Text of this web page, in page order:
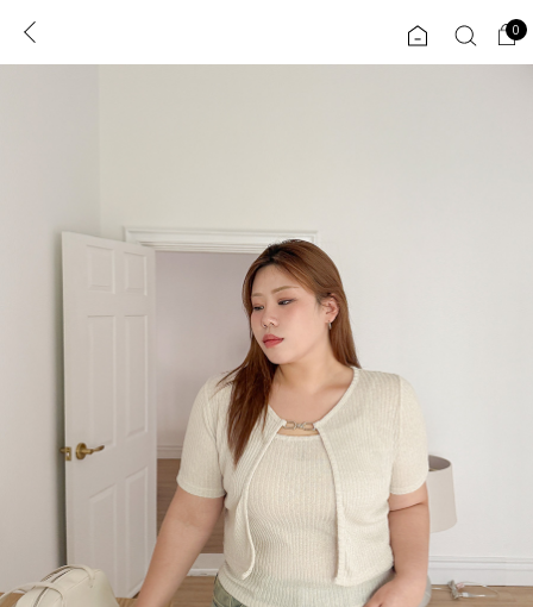
로그인 0
CATEGORY
MADE
세트할인 ~30%
ALL
익스클루시브
아우터
티셔츠
니트
블라우스
0